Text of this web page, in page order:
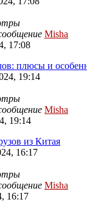
Misha
17:08
плюсы и
19:14
Misha
19:14
из Китая
16:17
Misha
16:17